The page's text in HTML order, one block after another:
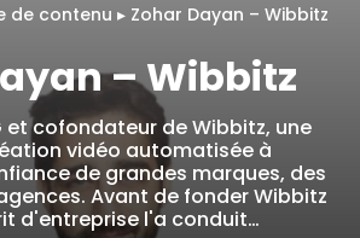
de contenu ▸ Zohar Dayan – Wibbitz
– Wibbitz
et cofondateur de Wibbitz, une
vidéo automatisée à
de grandes marques, des
Avant de fonder Wibbitz
d'entreprise l'a conduit…